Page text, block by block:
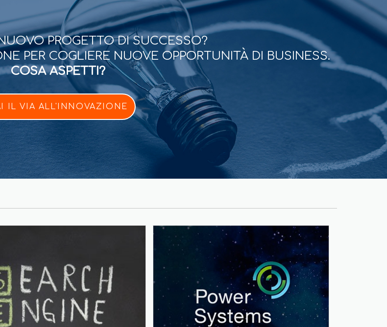
PROGETTO DI SUCCESSO?
PER COGLIERE NUOVE OPPORTUNITÀ DI BUSINESS.
COSA ASPETTI?
IL VIA ALL'INNOVAZIONE